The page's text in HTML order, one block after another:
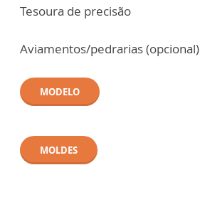
Tesoura de precisão
Aviamentos/pedrarias (opcional)
MODELO
MOLDES